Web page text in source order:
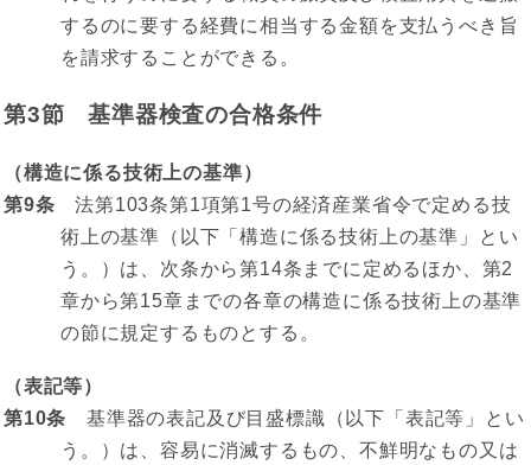
するのに要する経費に相当する金額を支払うべき旨
を請求することができる。
第3節 基準器検査の合格条件
（構造に係る技術上の基準）
第9条 法第103条第1項第1号の経済産業省令で定める技
術上の基準（以下「構造に係る技術上の基準」とい
う。）は、次条から第14条までに定めるほか、第2
章から第15章までの各章の構造に係る技術上の基準
の節に規定するものとする。
（表記等）
第10条 基準器の表記及び目盛標識（以下「表記等」とい
う。）は、容易に消滅するもの、不鮮明なもの又は